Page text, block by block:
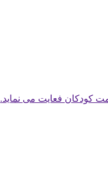
کودکان فعایت می نماید.